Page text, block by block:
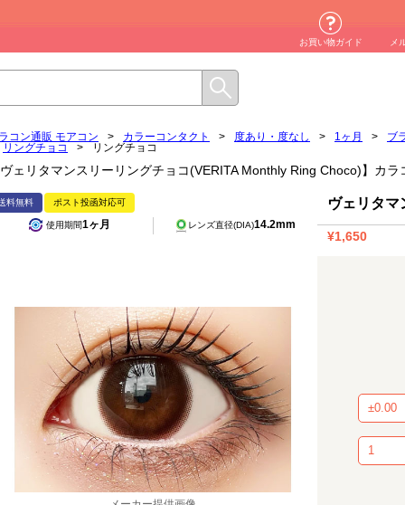
お買い物ガイド メ
コン通販 モアコン > カラーコンタクト > 度あり・度なし > 1ヶ月 >
ブ
リングチョコ
> リングチョコ
ェリタマンスリーリングチョコ(VERITA Monthly Ring Choco)】カラ
料無料 ポスト投函対応可
使用期間1ヶ月 レンズ直径(DIA)14.2mm
ヴェリタマ
¥1,650